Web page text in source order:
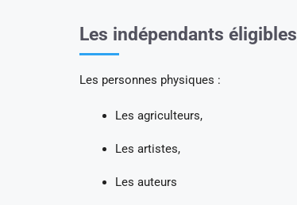
Les indépendants éligibles
Les personnes physiques :
Les agriculteurs,
Les artistes,
Les auteurs